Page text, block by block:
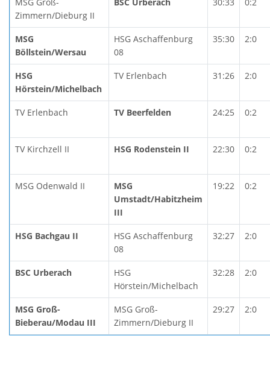
Zimmern/Dieburg II
MSG
Böllstein/Wersau
HSG Aschaffenburg
08
35:30 2:0
HSG
Hörstein/Michelbach
TV Erlenbach 31:26 2:0
TV Erlenbach TV Beerfelden 24:25 0:2
TV Kirchzell II HSG Rodenstein II 22:30 0:2
MSG Odenwald II
MSG
Umstadt/Habitzheim
III
19:22 0:2
HSG Bachgau II
HSG Aschaffenburg
08
32:27 2:0
BSC Urberach
HSG
Hörstein/Michelbach
32:28 2:0
MSG Groß-
Bieberau/Modau III
MSG Groß-
Zimmern/Dieburg II
29:27 2:0